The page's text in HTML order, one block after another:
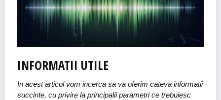
INFORMATII UTILE
In acest articol vom incerca sa va oferim cateva informatii
succinte, cu privire la principalii parametri ce trebuiesc